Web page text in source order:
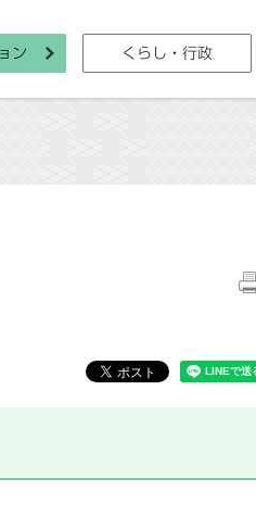
ン くらし・行政